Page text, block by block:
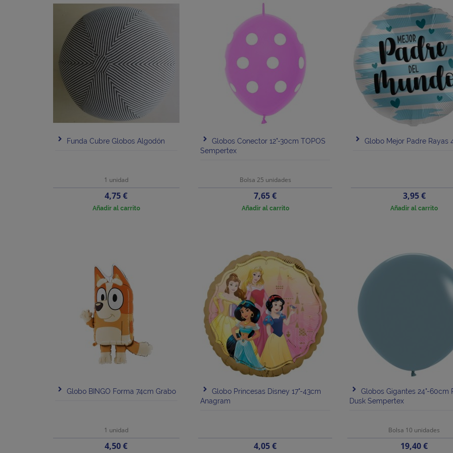
Funda Cubre Globos Algodón
1 unidad
Precio
4,75 €
Añadir al carrito
Globos Conector 12"-30cm TOPOS
Sempertex
Bolsa 25 unidades
Precio
7,65 €
Añadir al carrito
Globo Mejor Padre Rayas
Precio
3,95 €
Añadir al carrito
Globo BINGO Forma 74cm Grabo
1 unidad
Precio
4,50 €
Globo Princesas Disney 17"-43cm
Anagram
Precio
4,05 €
Globos Gigantes 24"-60cm
Dusk Sempertex
Bolsa 10 unidades
Precio
19,40 €